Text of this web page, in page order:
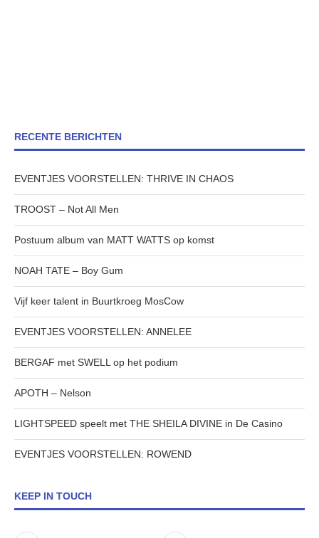
RECENTE BERICHTEN
EVENTJES VOORSTELLEN: THRIVE IN CHAOS
TROOST – Not All Men
Postuum album van MATT WATTS op komst
NOAH TATE – Boy Gum
Vijf keer talent in Buurtkroeg MosCow
EVENTJES VOORSTELLEN: ANNELEE
BERGAF met SWELL op het podium
APOTH – Nelson
LIGHTSPEED speelt met THE SHEILA DIVINE in De Casino
EVENTJES VOORSTELLEN: ROWEND
KEEP IN TOUCH